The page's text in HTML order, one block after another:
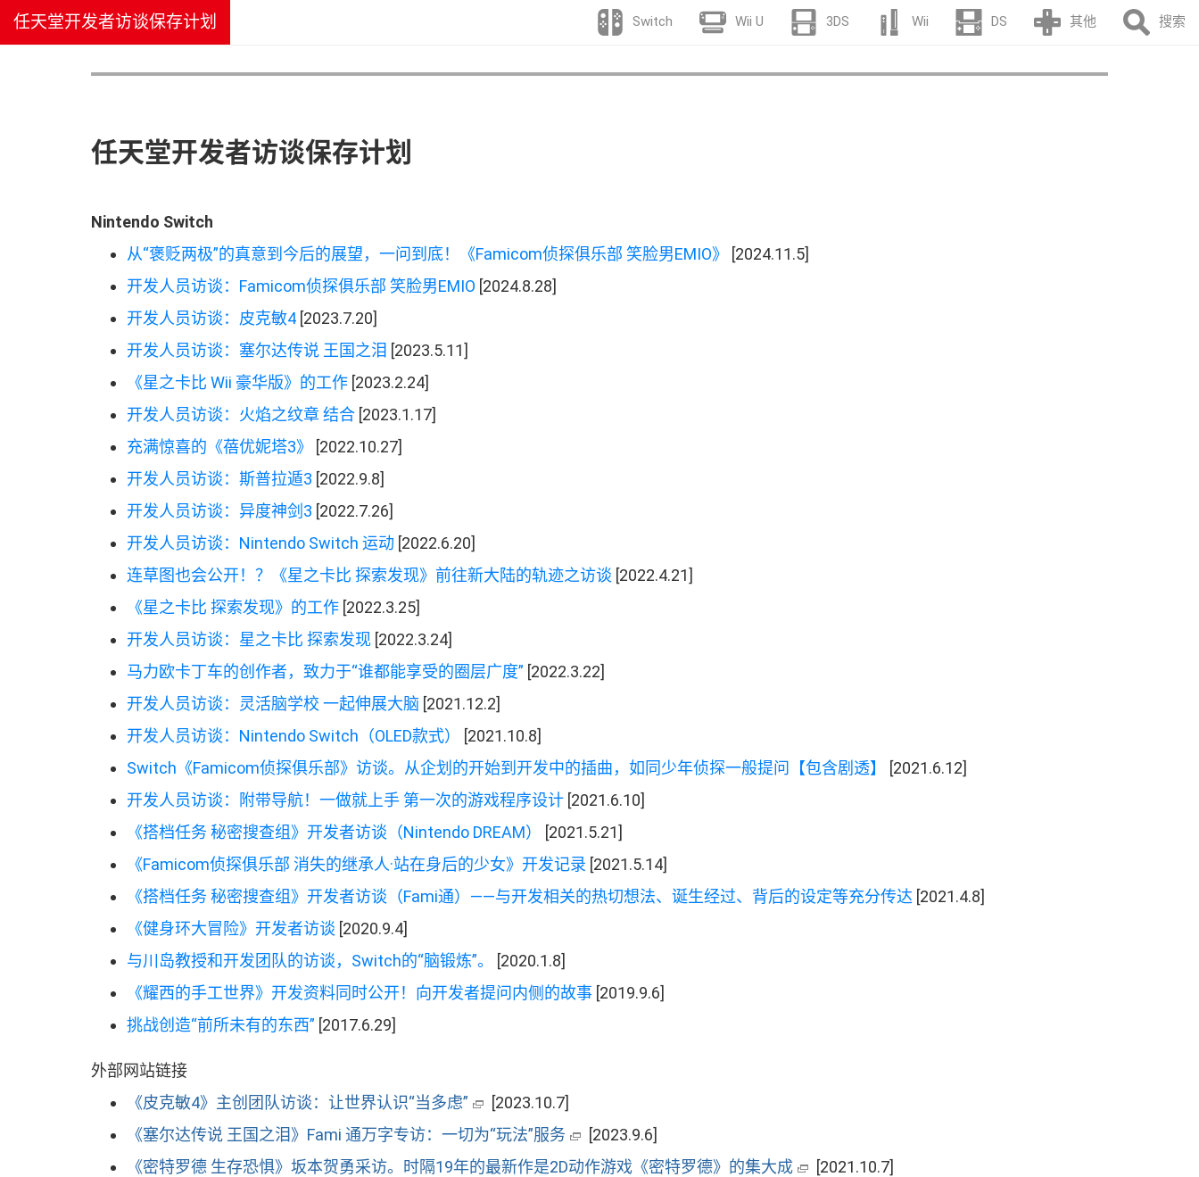
任天堂开发者访谈保存计划 Switch Wii U 3DS Wii DS 其他 搜索
任天堂开发者访谈保存计划
Nintendo Switch
从“褒贬两极”的真意到今后的展望， 一问到底！ 《Famicom侦探俱乐部 笑脸男EMIO》
[2024.11.5]
开发人员访谈： Famicom侦探俱乐部 笑脸男EMIO [2024.8.28]
开发人员访谈： 皮克敏4 [2023.7.20]
开发人员访谈： 塞尔达传说 王国之泪 [2023.5.11]
《星之卡比 Wii 豪华版》 的工作 [2023.2.24]
开发人员访谈： 火焰之纹章 结合 [2023.1.17]
充满惊喜的 《蓓优妮塔3》
[2022.10.27]
开发人员访谈： 斯普拉遁3 [2022.9.8]
开发人员访谈： 异度神剑 3 [2022.7.26]
开发人员访谈： Nintendo Switch 运动 [2022.6.20]
连草图也会公开！ ？ 《星之卡比 探索发现》 前往新大陆的轨迹之访谈 [2022.4.21]
《星之卡比 探索发现》 的工作 [2022.3.25]
开发人员访谈： 星之卡比 探索发现 [2022.3.24]
马力欧卡丁车的创作者， 致力于“谁都能享受的圈层广度” [2022.3.22]
开发人员访谈： 灵活脑学校 一起伸展大脑 [2021.12.2]
开发人员访谈： Nintendo Switch （OLED款式）
[2021.10.8]
Switch 《Famicom侦探俱乐部》 访谈。 从企划的开始到开发中的插曲， 如同少年侦探一般提问 【包含剧透】
[2021.6.12]
开发人员访谈： 附带导航！ 一做就上手 第一次的游戏程序设计 [2021.6.10]
《搭档任务 秘密搜查组》 开发者访谈 （Nintendo DREAM）
[2021.5.21]
《Famicom侦探俱乐部 消失的继承人·站在身后的少女》 开发记录 [2021.5.14]
《搭档任务 秘密搜查组》 开发者访谈 （Fami通） ——与开发相关的热切想法、 诞生经过、 背后的设定等充分传达 [2021.4.8]
《健身环大冒险》 开发者访谈 [2020.9.4]
与川岛教授和开发团队的访谈， Switch的“脑锻炼”。
[2020.1.8]
《耀西的手工世界》 开发资料同时公开！ 向开发者提问内侧的故事 [2019.9.6]
挑战创造“前所未有的东西” [2017.6.29]
外部网站链接
《皮克敏4》 主创团队访谈： 让世界认识“当多虑”
[2023.10.7]
《塞尔达传说 王国之泪》 Fami 通万字专访： 一切为“玩法”服务
[2023.9.6]
《密特罗德 生存恐惧》 坂本贺勇采访。 时隔19年的最新作是2D动作游戏 《密特罗德》 的集大成
[2021.10.7]